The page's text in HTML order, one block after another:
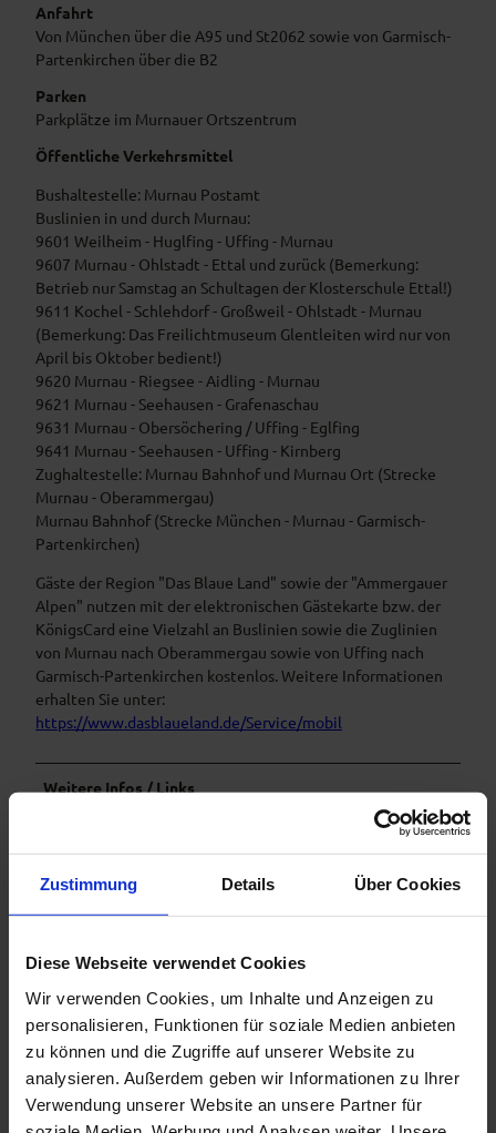
Zustimmung Details Über Cookies
Diese Webseite verwendet Cookies
Wir verwenden Cookies, um Inhalte und Anzeigen zu
personalisieren, Funktionen für soziale Medien anbieten
zu können und die Zugriffe auf unserer Website zu
analysieren. Außerdem geben wir Informationen zu Ihrer
Verwendung unserer Website an unsere Partner für
Anfahrt
Von München über die A95 und St2062 sowie von Garmisch-
Partenkirchen über die B2
Parken
Parkplätze im Murnauer Ortszentrum
Öffentliche Verkehrsmittel
Bushaltestelle: Murnau Postamt
Buslinien in und durch Murnau:
9601 Weilheim - Huglfing - Uffing - Murnau
9607 Murnau - Ohlstadt - Ettal und zurück (Bemerkung:
Betrieb nur Samstag an Schultagen der Klosterschule Ettal!)
9611 Kochel - Schlehdorf - Großweil - Ohlstadt - Murnau
(Bemerkung: Das Freilichtmuseum Glentleiten wird nur von
April bis Oktober bedient!)
9620 Murnau - Riegsee - Aidling - Murnau
9621 Murnau - Seehausen - Grafenaschau
9631 Murnau - Obersöchering / Uffing - Eglfing
9641 Murnau - Seehausen - Uffing - Kirnberg
Zughaltestelle: Murnau Bahnhof und Murnau Ort (Strecke
Murnau - Oberammergau)
Murnau Bahnhof (Strecke München - Murnau - Garmisch-
Partenkirchen)
Gäste der Region "Das Blaue Land" sowie der "Ammergauer
Alpen" nutzen mit der elektronischen Gästekarte bzw. der
KönigsCard eine Vielzahl an Buslinien sowie die Zuglinien
von Murnau nach Oberammergau sowie von Uffing nach
Garmisch-Partenkirchen kostenlos. Weitere Informationen
erhalten Sie unter:
https://www.dasblaueland.de/Service/mobil
Weitere Infos / Links
Prospekte bestellen
Sicherheitshinweise
Die Tour ist nach bestem Wissen zusammengestellt,
eineGewähr für die Richtigkeit der Angaben wird nicht